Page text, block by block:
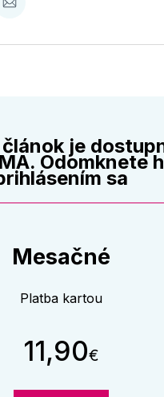
Zdieľať
E-
je
Odomknete
sa
Mesačné
Platba kartou
11,90€